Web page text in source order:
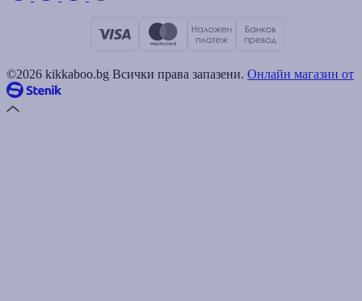
©2026 kikkaboo.bg Всички права запазени. Онлайн магазин от